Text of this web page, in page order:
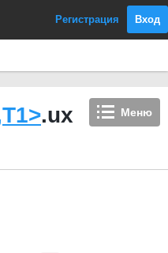
Регистрация Вход
Меню
.ux